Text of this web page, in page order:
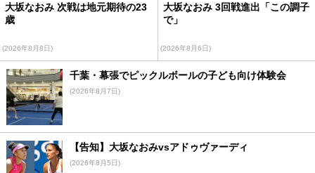
大坂なおみ 次戦は地元期待の23
歳
(2026年8月8日)
大坂なおみ 3回戦進出「この調子
で」
(2026年8月6日)
千葉・幕張でピックルボールの子ども向け体験会
(2026年8月7日)
【告知】大坂なおみvsアドゥヴァーディ
(2026年8月5日)